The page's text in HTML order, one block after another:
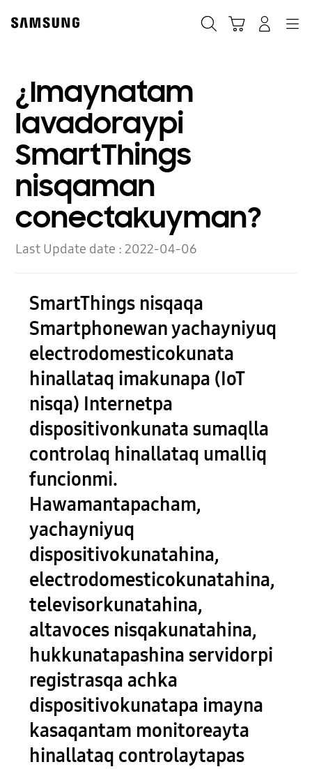
content
¿Imaynatam
lavadoraypi
SmartThings
nisqaman
conectakuyman?
Last Update date :2022-04-06
SmartThings nisqaqa
Smartphonewan yachayniyuq
electrodomesticokunata
hinallataq imakunapa (IoT
nisqa) Internetpa
dispositivonkunata sumaqlla
controlaq hinallataq umalliq
funcionmi.
Hawamantapacham,
yachayniyuq
dispositivokunatahina,
electrodomesticokunatahina,
televisorkunatahina,
altavoces nisqakunatahina,
hukkunatapashina servidorpi
registrasqa achka
dispositivokunatapa imayna
kasaqantam monitoreayta
hinallataq controlaytapas